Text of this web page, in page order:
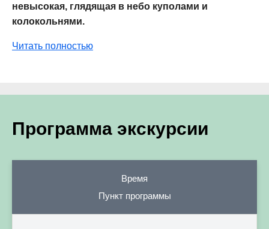
невысокая, глядящая в небо куполами и
колокольнями.
Читать полностью
Программа экскурсии
Время
Пункт программы